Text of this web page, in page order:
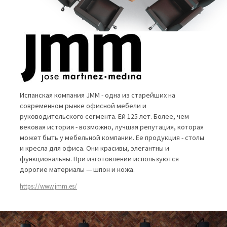
Испанская компания JMM - одна из старейших на
современном рынке офисной мебели и
руководительского сегмента. Ей 125 лет. Более, чем
вековая история - возможно, лучшая репутация, которая
может быть у мебельной компании. Ее продукция - столы
и кресла для офиса. Они красивы, элегантны и
функциональны. При изготовлении используются
дорогие материалы — шпон и кожа.
https://www.jmm.es/